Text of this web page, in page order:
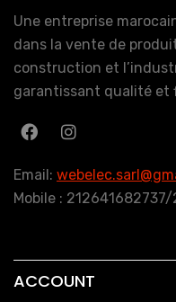
Une entreprise
dans la vente de
construction et
garantissant qualité et
Email:
Mobile :
ACCOUNT